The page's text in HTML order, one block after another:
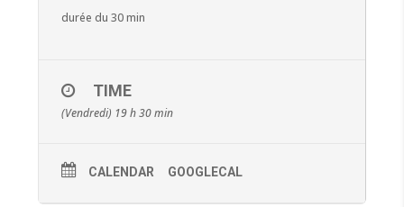
durée du 30 min
TIME
(Vendredi) 19 h 30 min
CALENDAR GOOGLECAL